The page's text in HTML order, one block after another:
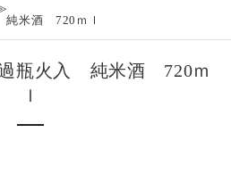
米酒 720ｍｌ
瓶火入 純米酒 720ｍ
ｌ